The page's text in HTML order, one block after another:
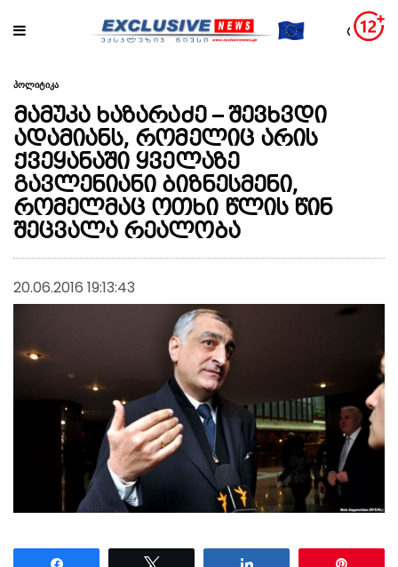
პოლიტიკა
მამუკა ხაზარაძე – შევხვდი
ადამიანს, რომელიც არის
ქვეყანაში ყველაზე
გავლენიანი ბიზნესმენი,
რომელმაც ოთხი წლის წინ
შეცვალა რეალობა
20.06.2016 19:13:43